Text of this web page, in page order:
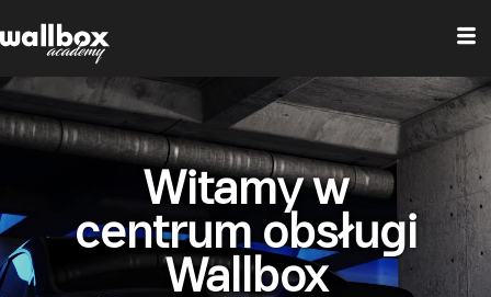
Witamy w
centrum obsługi
Wallbox